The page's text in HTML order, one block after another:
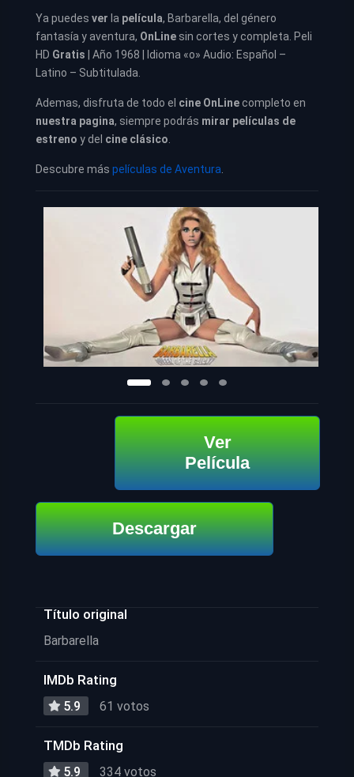
Ya puedes ver la película, Barbarella, del género
fantasía y aventura, OnLine sin cortes y completa. Peli
HD Gratis | Año 1968 | Idioma «o» Audio: Español –
Latino – Subtitulada.
Ademas, disfruta de todo el cine OnLinecompleto en
nuestra pagina, siempre podrás mirar películas de
estreno y del cine clásico
Descubre más películas de Aventura
Ver
Película
Descargar
Título original
Barbarella
IMDb Rating
5.9 61 votos
TMDb Rating
5.9 334 votos